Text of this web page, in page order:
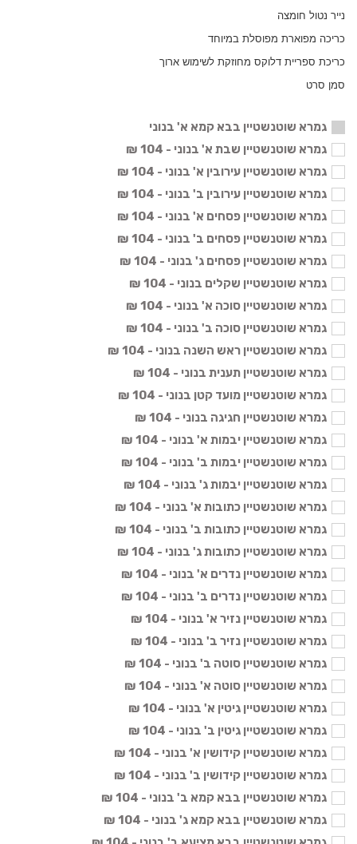
נייר נטול חומצה
כריכה מפוארת מפוסלת במיוחד
כריכת ספריית דלוקס מחוזקת לשימוש ארוך
סמן סרט
גמרא שוטנשטיין בבא קמא א' בנוני
גמרא שוטנשטיין שבת א' בנוני - 104 ₪
גמרא שוטנשטיין עירובין א' בנוני - 104 ₪
גמרא שוטנשטיין עירובין ב' בנוני - 104 ₪
גמרא שוטנשטיין פסחים א' בנוני - 104 ₪
גמרא שוטנשטיין פסחים ב' בנוני - 104 ₪
גמרא שוטנשטיין פסחים ג' בנוני - 104 ₪
גמרא שוטנשטיין שקלים בנוני - 104 ₪
גמרא שוטנשטיין סוכה א' בנוני - 104 ₪
גמרא שוטנשטיין סוכה ב' בנוני - 104 ₪
גמרא שוטנשטיין ראש השנה בנוני - 104 ₪
גמרא שוטנשטיין תענית בנוני - 104 ₪
גמרא שוטנשטיין מועד קטן בנוני - 104 ₪
גמרא שוטנשטיין חגיגה בנוני - 104 ₪
גמרא שוטנשטיין יבמות א' בנוני - 104 ₪
גמרא שוטנשטיין יבמות ב' בנוני - 104 ₪
גמרא שוטנשטיין יבמות ג' בנוני - 104 ₪
גמרא שוטנשטיין כתובות א' בנוני - 104 ₪
גמרא שוטנשטיין כתובות ב' בנוני - 104 ₪
גמרא שוטנשטיין כתובות ג' בנוני - 104 ₪
גמרא שוטנשטיין נדרים א' בנוני - 104 ₪
גמרא שוטנשטיין נדרים ב' בנוני - 104 ₪
גמרא שוטנשטיין נזיר א' בנוני - 104 ₪
גמרא שוטנשטיין נזיר ב' בנוני - 104 ₪
גמרא שוטנשטיין סוטה ב' בנוני - 104 ₪
גמרא שוטנשטיין סוטה א' בנוני - 104 ₪
גמרא שוטנשטיין גיטין א' בנוני - 104 ₪
גמרא שוטנשטיין גיטין ב' בנוני - 104 ₪
גמרא שוטנשטיין קידושין א' בנוני - 104 ₪
גמרא שוטנשטיין קידושין ב' בנוני - 104 ₪
גמרא שוטנשטיין בבא קמא ב' בנוני - 104 ₪
גמרא שוטנשטיין בבא קמא ג' בנוני - 104 ₪